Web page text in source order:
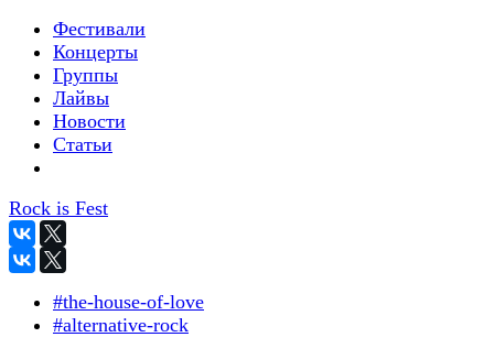
Фестивали
Концерты
Группы
Лайвы
Новости
Статьи
Rock is Fest
#the-house-of-love
#alternative-rock